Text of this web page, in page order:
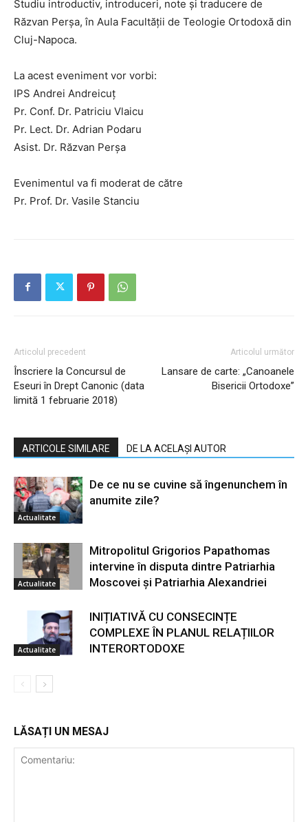
Studiu introductiv, introduceri, note și traducere de
Răzvan Perșa, în Aula Facultății de Teologie Ortodoxă din
Cluj-Napoca.
La acest eveniment vor vorbi:
IPS Andrei Andreicuț
Pr. Conf. Dr. Patriciu Vlaicu
Pr. Lect. Dr. Adrian Podaru
Asist. Dr. Răzvan Perșa
Evenimentul va fi moderat de către
Pr. Prof. Dr. Vasile Stanciu
Articolul precedent
Înscriere la Concursul de
Eseuri în Drept Canonic (data
limită 1 februarie 2018)
Articolul următor
Lansare de carte: „Canoanele
Bisericii Ortodoxe”
ARTICOLE SIMILARE DE LA ACELAȘI AUTOR
Actualitate
De ce nu se cuvine să îngenunchem în
anumite zile?
Actualitate
Mitropolitul Grigorios Papathomas
intervine în disputa dintre Patriarhia
Moscovei și Patriarhia Alexandriei
Actualitate
INIȚIATIVĂ CU CONSECINȚE
COMPLEXE ÎN PLANUL RELAȚIILOR
INTERORTODOXE
LĂSAȚI UN MESAJ